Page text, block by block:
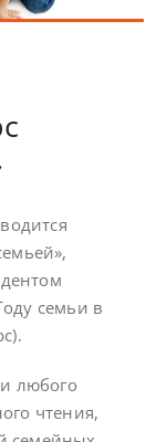
семьи в
любого
чтения,